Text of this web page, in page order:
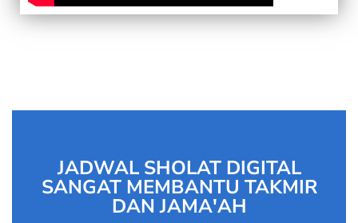
JADWAL SHOLAT DIGITAL
SANGAT MEMBANTU TAKMIR
DAN JAMA'AH